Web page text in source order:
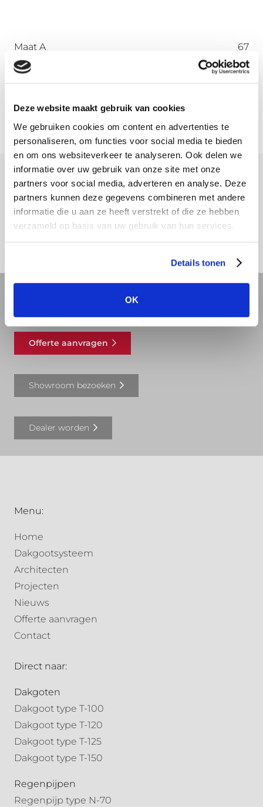
Deze website maakt gebruik van cookies
We gebruiken cookies om content en advertenties te
personaliseren, om functies voor social media te bieden
en om ons websiteverkeer te analyseren. Ook delen we
informatie over uw gebruik van onze site met onze
partners voor social media, adverteren en analyse. Deze
partners kunnen deze gegevens combineren met andere
informatie die u aan ze heeft verstrekt of die ze hebben
verzameld op basis van uw gebruik van hun services.
Details tonen
OK
Maat A
67
Maat B
45
Meer informatie
Download hier onze montagehandleiding
Offerte aanvragen
Showroom bezoeken
Dealer worden
Menu:
Home
Dakgootsysteem
Architecten
Projecten
Nieuws
Offerte aanvragen
Contact
Direct naar:
Dakgoten
Dakgoot type T-100
Dakgoot type T-120
Dakgoot type T-125
Dakgoot type T-150
Regenpijpen
Regenpijp type N-70